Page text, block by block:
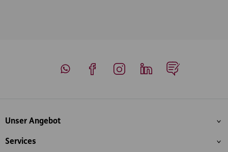
Inhaltsübersicht
Unser Angebot
Services